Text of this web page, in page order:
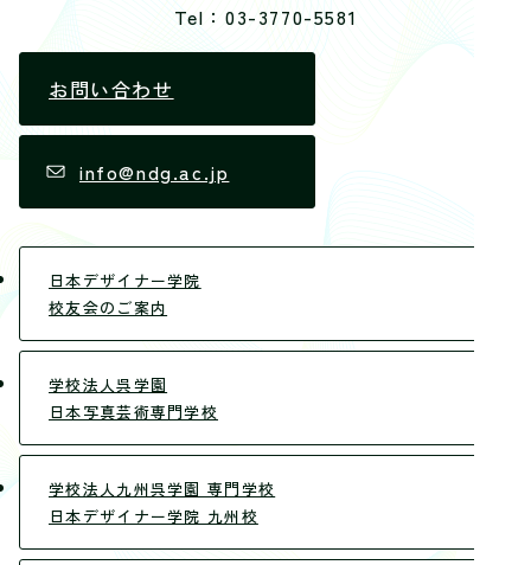
Tel：03-3770-5581
お問い合わせ
info@ndg.ac.jp
日本デザイナー学院
校友会のご案内
学校法人呉学園
日本写真芸術専門学校
学校法人九州呉学園 専門学校
日本デザイナー学院 九州校